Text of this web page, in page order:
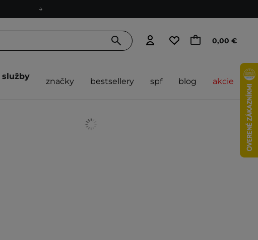
0,00 €
služby
značky bestsellery spf blog akcie